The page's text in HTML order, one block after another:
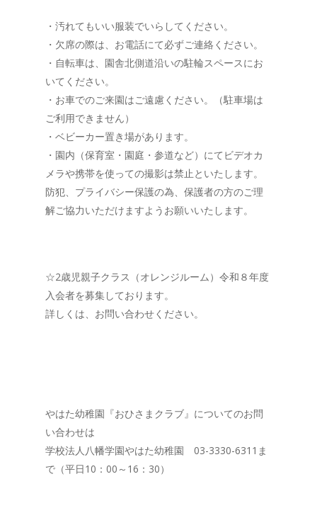
・汚れてもいい服装でいらしてください。
・欠席の際は、お電話にて必ずご連絡ください。
・自転車は、園舎北側道沿いの駐輪スペースにお
いてください。
・お車でのご来園はご遠慮ください。（駐車場は
ご利用できません）
・ベビーカー置き場があります。
・園内（保育室・園庭・参道など）にてビデオカ
メラや携帯を使っての撮影は禁止といたします。
防犯、プライバシー保護の為、保護者の方のご理
解ご協力いただけますようお願いいたします。
☆2歳児親子クラス（オレンジルーム）令和８年度
入会者を募集しております。
詳しくは、お問い合わせください。
やはた幼稚園『おひさまクラブ』についてのお問
い合わせは
学校法人八幡学園やはた幼稚園 03-3330-6311ま
で（平日10：00～16：30）